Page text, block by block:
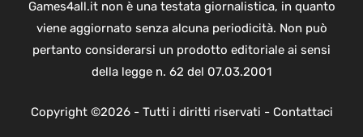
Games4all.it non è una testata giornalistica, in quanto
viene aggiornato senza alcuna periodicità. Non può
pertanto considerarsi un prodotto editoriale ai sensi
della legge n. 62 del 07.03.2001
Copyright ©2026 - Tutti i diritti riservati - Contattaci